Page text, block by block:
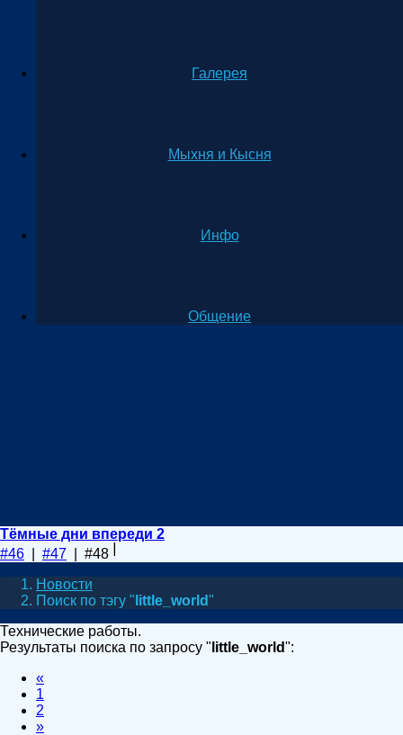
Галерея
Мыхня и Кысня
Инфо
Общение
Тёмные дни впереди 2
#46
#47 | #48
Новости
Поиск по тэгу " little_world"
Технические работы.
Результаты поиска по запросу " little_world":
«
1
2
»